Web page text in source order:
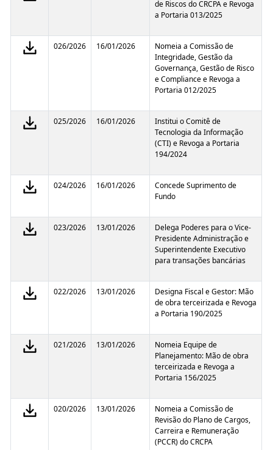
de Riscos do CRCPA e Revoga
a Portaria 013/2025
026/2026 16/01/2026
Nomeia a Comissão de
Integridade, Gestão da
Governança, Gestão de Risco
e Compliance e Revoga a
Portaria 012/2025
025/2026 16/01/2026
Institui o Comitê de
Tecnologia da Informação
(CTI) e Revoga a Portaria
194/2024
024/2026 16/01/2026
Concede Suprimento de
Fundo
023/2026 13/01/2026
Delega Poderes para o Vice-
Presidente Administração e
Superintendente Executivo
para transações bancárias
022/2026 13/01/2026
Designa Fiscal e Gestor: Mão
de obra terceirizada e Revoga
a Portaria 190/2025
021/2026 13/01/2026
Nomeia Equipe de
Planejamento: Mão de obra
terceirizada e Revoga a
Portaria 156/2025
020/2026 13/01/2026
Nomeia a Comissão de
Revisão do Plano de Cargos,
Carreira e Remuneração
(PCCR) do CRCPA